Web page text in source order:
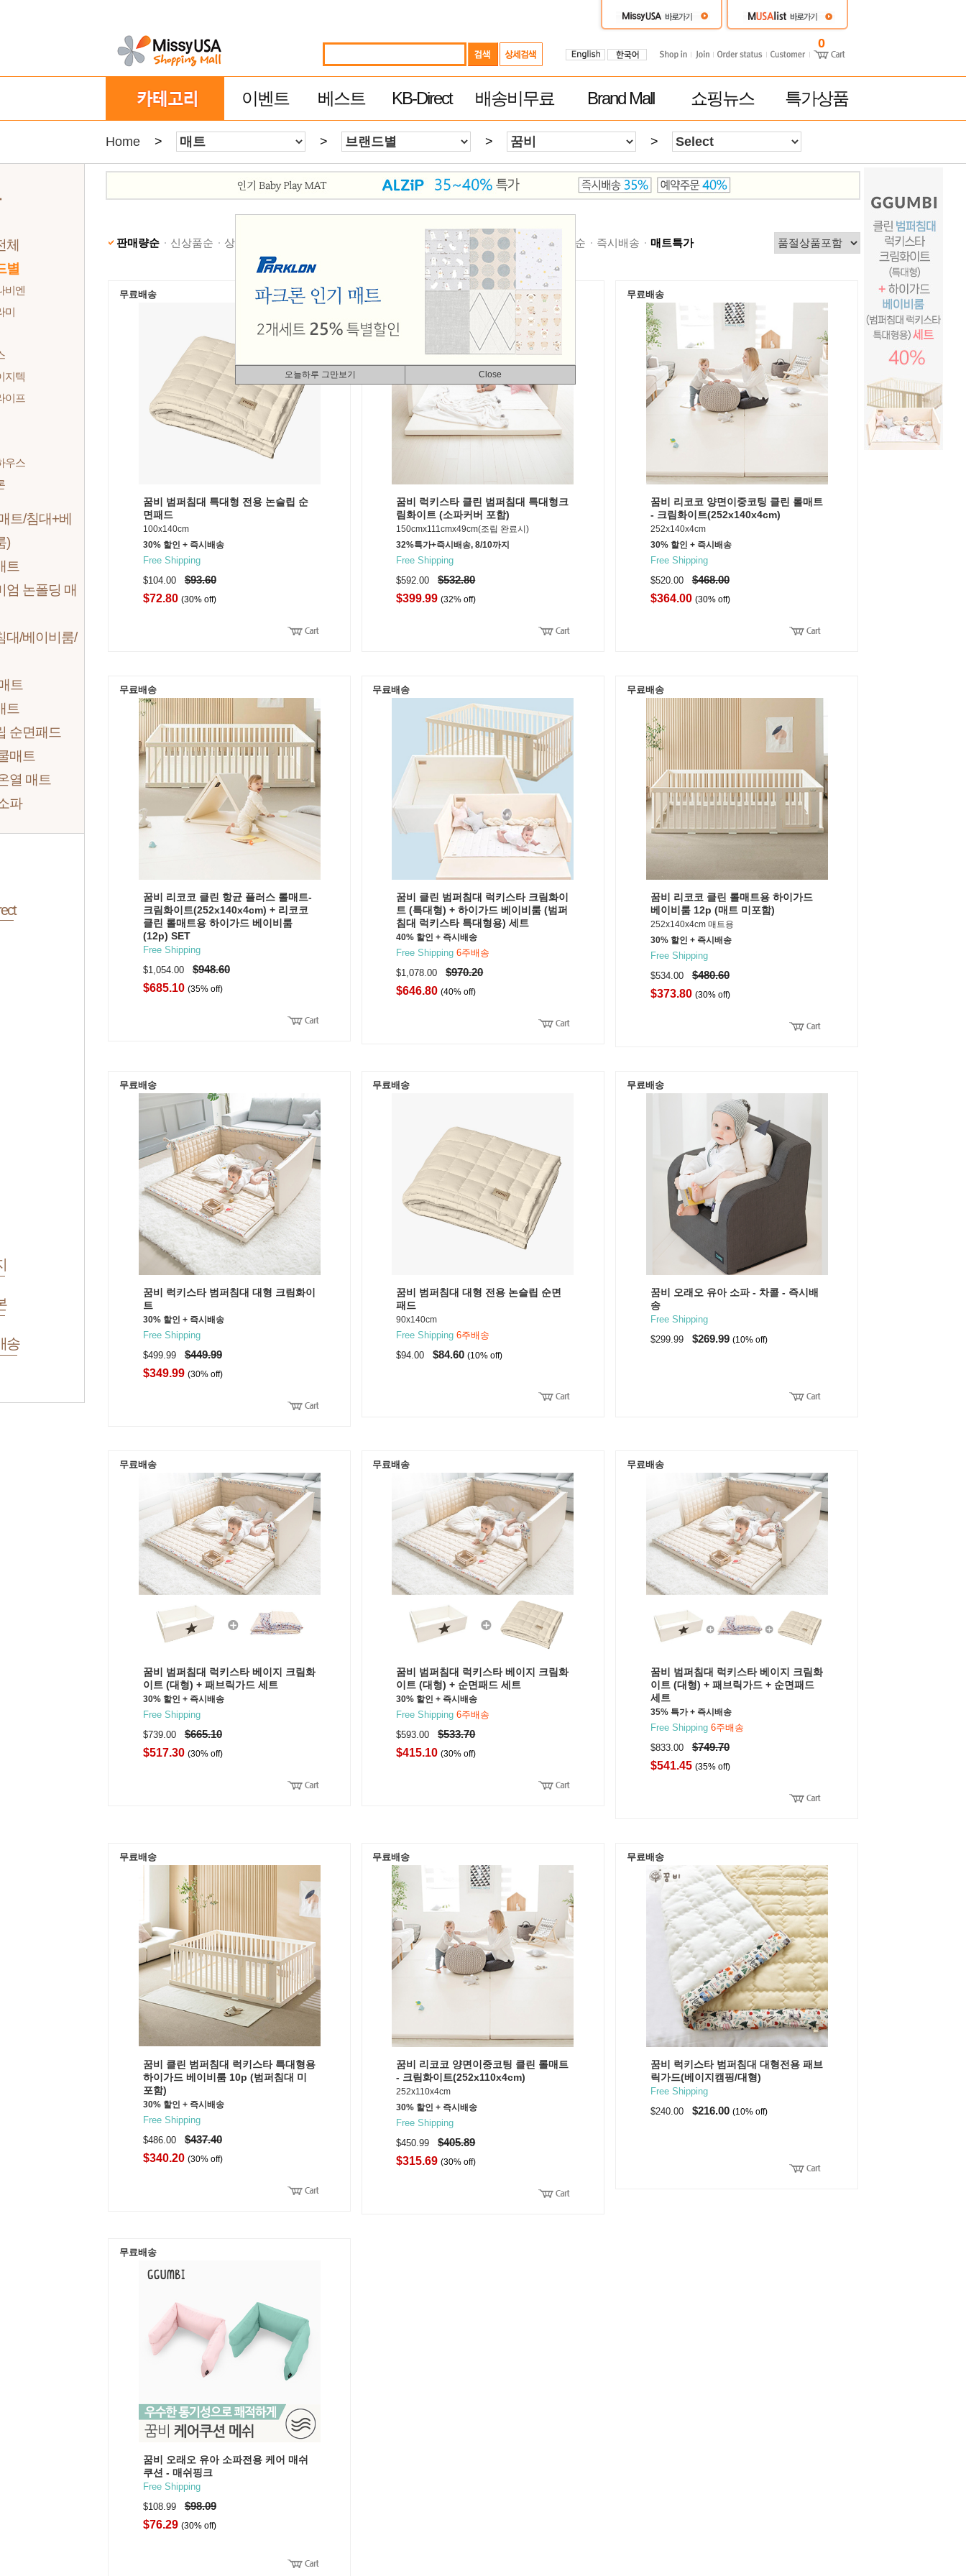
0
이벤트 베스트 KB-Direct 배송비무료 Brand Mall 쇼핑뉴스 특가상품
Home > > > >
체
별
비엔
미
지텍
이프
우스
트/침대+베
)
트
엄 논폴딩 매
대/베이비룸/
트
트
순면패드
매트
열 매트
파
송
오늘하루 그만보기 Close
판매량순 신상품순 상품명순 제품평 많은순 빠른 배송순 추천순 즉시배송 매트특가
무료배송
꿈비 범퍼침대 특대형 전용 논슬립 순
면패드
100x140cm
30% 할인 + 즉시배송
Free Shipping
$104.00$93.60
$72.80 (30% off)
무료배송
꿈비 럭키스타 클린 범퍼침대 특대형크
림화이트 (소파커버 포함)
150cmx111cmx49cm(조립 완료시)
32%특가+즉시배송, 8/10까지
Free Shipping
$592.00$532.80
$399.99(32% off)
무료배송
꿈비 리코코 양면이중코팅 클린 롤매트
- 크림화이트(252x140x4cm)
252x140x4cm
30% 할인 + 즉시배송
Free Shipping
$520.00$468.00
$364.00 (30% off)
무료배송
꿈비 리코코 클린 항균 플러스 롤매트-
크림화이트(252x140x4cm) + 리코코
클린 롤매트용 하이가드 베이비룸
(12p) SET
Free Shipping
$1,054.00$948.60
$685.10 (35% off)
무료배송
꿈비 클린 범퍼침대 럭키스타 크림화이
트 (특대형) + 하이가드 베이비룸 (범퍼
침대 럭키스타 특대형용) 세트
40% 할인 + 즉시배송
Free Shipping 6주배송
$1,078.00$970.20
$646.80(40% off)
무료배송
꿈비 리코코 클린 롤매트용 하이가드
베이비룸 12p (매트 미포함)
252x140x4cm 매트용
30% 할인 + 즉시배송
Free Shipping
$534.00$480.60
$373.80 (30% off)
무료배송
꿈비 럭키스타 범퍼침대 대형 크림화이
트
30% 할인 + 즉시배송
Free Shipping
$499.99$449.99
$349.99 (30% off)
무료배송
꿈비 범퍼침대 대형 전용 논슬립 순면
패드
90x140cm
Free Shipping 6주배송
$94.00$84.60(10% off)
무료배송
꿈비 오래오 유아 소파 - 차콜 - 즉시배
송
Free Shipping
$299.99 $269.99 (10% off)
무료배송
꿈비 범퍼침대 럭키스타 베이지 크림화
이트 (대형) + 패브릭가드 세트
30% 할인 + 즉시배송
Free Shipping
$739.00$665.10
$517.30 (30% off)
무료배송
꿈비 범퍼침대 럭키스타 베이지 크림화
이트 (대형) + 순면패드 세트
30% 할인 + 즉시배송
Free Shipping 6주배송
$593.00$533.70
$415.10(30% off)
무료배송
꿈비 범퍼침대 럭키스타 베이지 크림화
이트 (대형) + 패브릭가드 + 순면패드
세트
35% 특가 + 즉시배송
Free Shipping 6주배송
$833.00$749.70
$541.45 (35% off)
무료배송
꿈비 클린 범퍼침대 럭키스타 특대형용
하이가드 베이비룸 10p (범퍼침대 미
포함)
30% 할인 + 즉시배송
Free Shipping
$486.00$437.40
$340.20 (30% off)
무료배송
꿈비 리코코 양면이중코팅 클린 롤매트
- 크림화이트(252x110x4cm)
252x110x4cm
30% 할인 + 즉시배송
Free Shipping
$450.99$405.89
$315.69(30% off)
무료배송
꿈비 럭키스타 범퍼침대 대형전용 패브
릭가드(베이지캠핑/대형)
Free Shipping
$240.00 $216.00 (10% off)
무료배송
꿈비 오래오 유아 소파전용 케어 매쉬
쿠션 - 매쉬핑크
Free Shipping
$108.99$98.09
$76.29 (30% off)